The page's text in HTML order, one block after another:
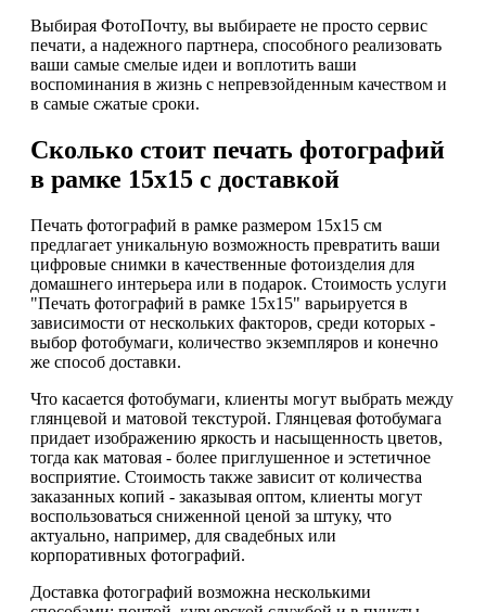
Выбирая ФотоПочту, вы выбираете не просто сервис
печати, а надежного партнера, способного реализовать
ваши самые смелые идеи и воплотить ваши
воспоминания в жизнь с непревзойденным качеством и
в самые сжатые сроки.
Сколько стоит печать фотографий
в рамке 15х15 с доставкой
Печать фотографий в рамке размером 15х15 см
предлагает уникальную возможность превратить ваши
цифровые снимки в качественные фотоизделия для
домашнего интерьера или в подарок. Стоимость услуги
"Печать фотографий в рамке 15х15" варьируется в
зависимости от нескольких факторов, среди которых -
выбор фотобумаги, количество экземпляров и конечно
же способ доставки.
Что касается фотобумаги, клиенты могут выбрать между
глянцевой и матовой текстурой. Глянцевая фотобумага
придает изображению яркость и насыщенность цветов,
тогда как матовая - более приглушенное и эстетичное
восприятие. Стоимость также зависит от количества
заказанных копий - заказывая оптом, клиенты могут
воспользоваться сниженной ценой за штуку, что
актуально, например, для свадебных или
корпоративных фотографий.
Доставка фотографий возможна несколькими